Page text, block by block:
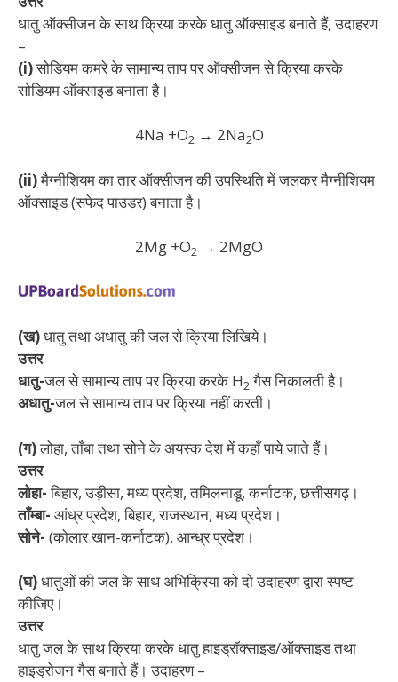
धातु ऑक्सीजन के साथ क्रिया करके धातु ऑक्साइड बनाते हैं, उदाहरण
–
(i)सोडियम कमरे के सामान्य ताप पर ऑक्सीजन से क्रिया करके
सोडियम ऑक्साइड बनाता है।
4Na +O2 → 2Na2O
(ii)मैग्नीशियम का तार ऑक्सीजन की उपस्थिति में जलकर मैग्नीशियम
ऑक्साइड (सफेद पाउडर) बनाता है।
2Mg +O2 → 2MgO
(ख)धातु तथा अधातु की जल से क्रिया लिखिये।
उत्तर
धातु-जल से सामान्य ताप पर क्रिया करके H2गैस निकालती है।
अधातु-जल से सामान्य ताप पर क्रिया नहीं करती।
(ग)लोहा, ताँबा तथा सोने के अयस्क देश में कहाँ पाये जाते हैं।
उत्तर
लोहा-बिहार, उड़ीसा, मध्य प्रदेश, तमिलनाडू, कर्नाटक, छत्तीसगढ़।
ताँम्बा- आंध्र प्रदेश, बिहार, राजस्थान, मध्य प्रदेश।
सोने- (कोलार खान-कर्नाटक), आन्ध्र प्रदेश।
(घ)धातुओं की जल के साथ अभिक्रिया को दो उदाहरण द्वारा स्पष्ट
कीजिए।
उत्तर
धातु जल के साथ क्रिया करके धातु हाइड्रॉक्साइड/ऑक्साइड तथा
हाइड्रोजन गैस बनाते हैं। उदाहरण –